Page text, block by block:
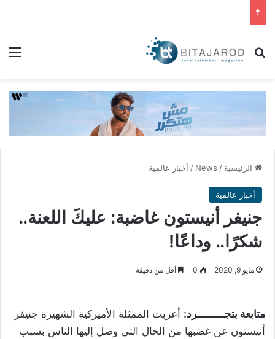
بحث عن
الرئيسية /
News
/ أخبار عالمية
أخبار عالمية
جنيفر أنيستون غاضبة: عليكَ اللعنة..
شكرًا.. وداعًا!
مايو 9, 2020 0 أقل من دقيقة
متابعة بتجـــــــــرد: أعربت الممثلة الأميركية الشهيرة جنيفر
أنيستون عن غضبها من الحال التي وصل إليها الناس بسبب